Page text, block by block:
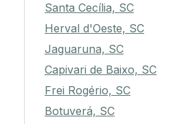
Santa Cecília, SC
Herval d'Oeste, SC
Jaguaruna, SC
Capivari de Baixo, SC
Frei Rogério, SC
Botuverá, SC